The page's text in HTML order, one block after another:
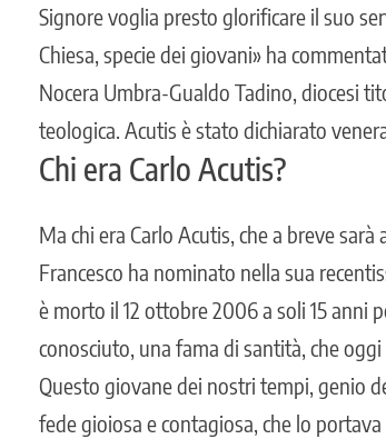
Signore voglia presto glorificare il suo
Chiesa, specie dei giovani» ha
Nocera Umbra-Gualdo Tadino, diocesi
teologica. Acutis è stato dichiarato
Chi era Carlo Acutis?
Ma chi era Carlo Acutis, che a breve
Francesco ha nominato nella sua
è morto il 12 ottobre 2006 a soli 15 anni
conosciuto, una fama di santità, che
Questo giovane dei nostri tempi, genio
fede gioiosa e contagiosa, che lo